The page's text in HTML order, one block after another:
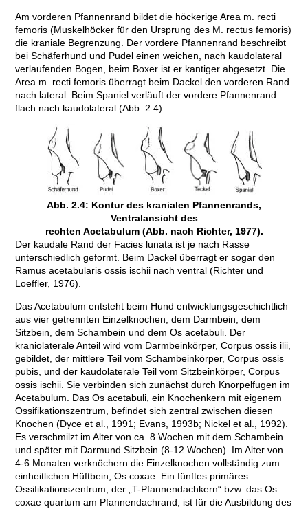
Am vorderen Pfannenrand bildet die höckerige Area m. recti
femoris (Muskelhöcker für den Ursprung des M. rectus femoris)
die kraniale Begrenzung. Der vordere Pfannenrand beschreibt
bei Schäferhund und Pudel einen weichen, nach kaudolateral
verlaufenden Bogen, beim Boxer ist er kantiger abgesetzt. Die
Area m. recti femoris überragt beim Dackel den vorderen Rand
nach lateral. Beim Spaniel verläuft der vordere Pfannenrand
flach nach kaudolateral (Abb. 2.4).
Abb. 2.4: Kontur des kranialen Pfannenrands,
Ventralansicht des
rechten Acetabulum (Abb. nach Richter, 1977).
Der kaudale Rand der Facies lunata ist je nach Rasse
unterschiedlich geformt. Beim Dackel überragt er sogar den
Ramus acetabularis ossis ischii nach ventral (Richter und
Loeffler, 1976).
Das Acetabulum entsteht beim Hund entwicklungsgeschichtlich
aus vier getrennten Einzelknochen, dem Darmbein, dem
Sitzbein, dem Schambein und dem Os acetabuli. Der
kraniolaterale Anteil wird vom Darmbeinkörper, Corpus ossis ilii,
gebildet, der mittlere Teil vom Schambeinkörper, Corpus ossis
pubis, und der kaudolaterale Teil vom Sitzbeinkörper, Corpus
ossis ischii. Sie verbinden sich zunächst durch Knorpelfugen im
Acetabulum. Das Os acetabuli, ein Knochenkern mit eigenem
Ossifikationszentrum, befindet sich zentral zwischen diesen
Knochen (Dyce et al., 1991; Evans, 1993b; Nickel et al., 1992).
Es verschmilzt im Alter von ca. 8 Wochen mit dem Schambein
und später mit Darmund Sitzbein (8-12 Wochen). Im Alter von
4-6 Monaten verknöchern die Einzelknochen vollständig zum
einheitlichen Hüftbein, Os coxae. Ein fünftes primäres
Ossifikationszentrum, der „T-Pfannendachkern“ bzw. das Os
coxae quartum am Pfannendachrand, ist für die Ausbildung des